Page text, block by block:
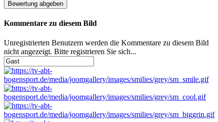
Kommentare zu diesem Bild
Unregistrierten Benutzern werden die Kommentare zu diesem Bild
nicht angezeigt. Bitte registrieren Sie sich...